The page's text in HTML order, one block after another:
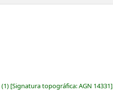
(1) Signatura topográfica:AGN 14331